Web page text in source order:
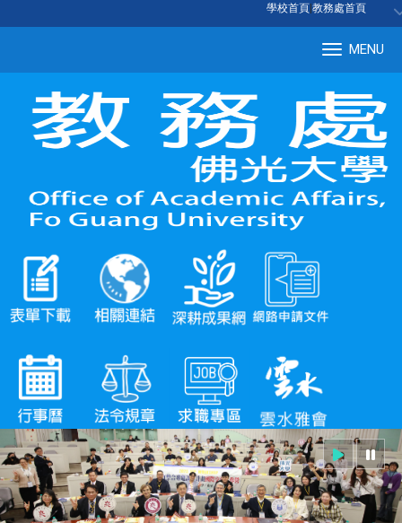
學校首頁 教務處首頁
MENU